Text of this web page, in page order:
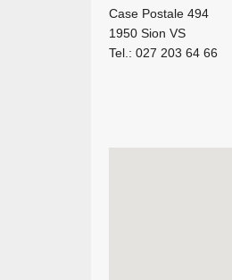
Case Postale 494
1950 Sion VS
Tel.: 027 203 64 66